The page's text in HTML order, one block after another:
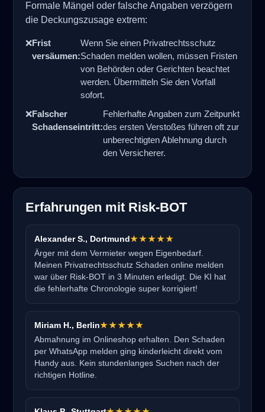
Formale Mängel oder falsche Angaben verzögern
die Deckungszusage extrem:
❌Frist
versäumen:
Wenn Sie einen Privatrechtsschutz
Schaden melden wollen, müssen Fristen
von Behörden oder Gerichten beachtet
werden. Übermitteln Sie den Vorfall
sofort.
❌Falscher
Schadenseintritt:
Fehlerhafte Angaben zum Zeitpunkt
des ersten Verstoßes führen oft zur
unberechtigten Ablehnung durch
den Versicherer.
Erfahrungen mit Risk-BOT
Alexander S., Dortmund★★★★★
Ärger mit dem Vermieter wegen Eigenbedarf.
Meinen Privatrechtsschutz Schaden online melden
war über Risk-BOT in 3 Minuten erledigt. Die KI hat
die fehlerhafte Chronologie super korrigiert!
Miriam H., Berlin★★★★★
Abmahnung im Onlineshop erhalten. Den Schaden
per WhatsApp melden ging kinderleicht direkt vom
Handy aus. Kein stundenlanges Suchen nach der
richtigen Hotline.